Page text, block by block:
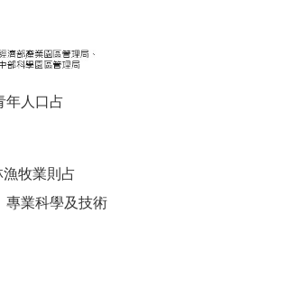
年人口占
牧業則占
專業科學及技術